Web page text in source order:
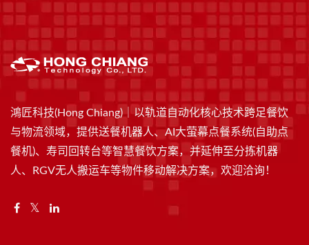
鴻匠科技(Hong Chiang)｜以轨道自动化核心技术跨足餐饮
与物流领域，提供送餐机器人、AI大萤幕点餐系统(自助点
餐机)、寿司回转台等智慧餐饮方案，并延伸至分拣机器
人、RGV无人搬运车等物件移动解决方案，欢迎洽询！